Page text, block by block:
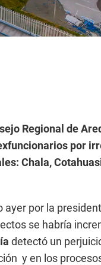
Regional de
por
Chala,
por la
se habría
detectó un
y en los